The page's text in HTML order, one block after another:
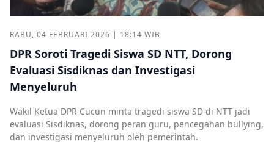
RABU, 04 FEBRUARI 2026 | 18:14 WIB
DPR Soroti Tragedi Siswa SD NTT, Dorong
Evaluasi Sisdiknas dan Investigasi
Menyeluruh
Wakil Ketua DPR Cucun minta tragedi siswa SD di NTT jadi
evaluasi Sisdiknas, dorong peran guru, pencegahan bullying,
dan investigasi menyeluruh oleh pemerintah.